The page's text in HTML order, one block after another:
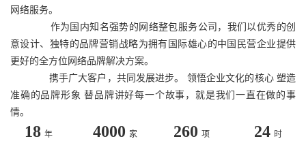
网络服务。
作为国内知名强势的网络整包服务公司，我们以优秀的创
意设计、独特的品牌营销战略为拥有国际雄心的中国民营企业提供
更好的全方位网络品牌解决方案。
携手广大客户，共同发展进步。 领悟企业文化的核心 塑造
准确的品牌形象 替品牌讲好每一个故事，就是我们一直在做的事
情。
18 年
4000 家
260 项
24 时